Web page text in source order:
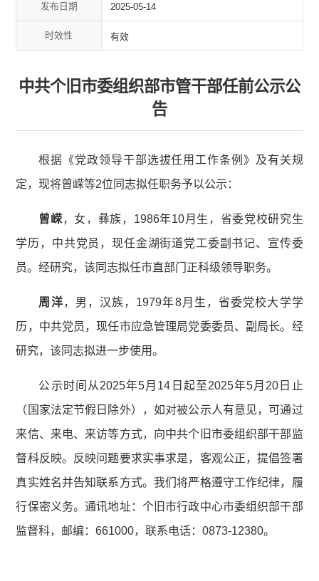
发布日期 2025-05-14
时效性 有效
中共个旧市委组织部市管干部任前公示公
告
根据《党政领导干部选拔任用工作条例》及有关规
定，现将曾嵘等2位同志拟任职务予以公示：
曾嵘，女，彝族，1986年10月生，省委党校研究生
学历，中共党员，现任金湖街道党工委副书记、宣传委
员。经研究，该同志拟任市直部门正科级领导职务。
周洋，男，汉族，1979年8月生，省委党校大学学
历，中共党员，现任市应急管理局党委委员、副局长。经
研究，该同志拟进一步使用。
公示时间从2025年5月14日起至2025年5月20日止
（国家法定节假日除外），如对被公示人有意见，可通过
来信、来电、来访等方式，向中共个旧市委组织部干部监
督科反映。反映问题要求实事求是，客观公正，提倡签署
真实姓名并告知联系方式。我们将严格遵守工作纪律，履
行保密义务。通讯地址：个旧市行政中心市委组织部干部
监督科，邮编：661000，联系电话：0873-12380。